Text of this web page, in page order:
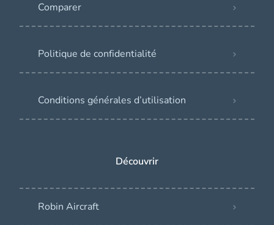
Comparer
Politique de confidentialité
Conditions générales d’utilisation
Découvrir
Robin Aircraft